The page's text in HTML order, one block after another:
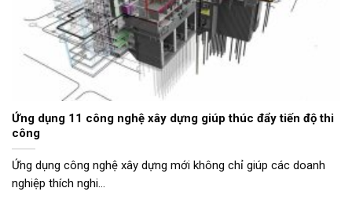
Ứng dụng 11 công nghệ xây dựng giúp thúc đẩy tiến độ thi
công
Ứng dụng công nghệ xây dựng mới không chỉ giúp các doanh
nghiệp thích nghi...